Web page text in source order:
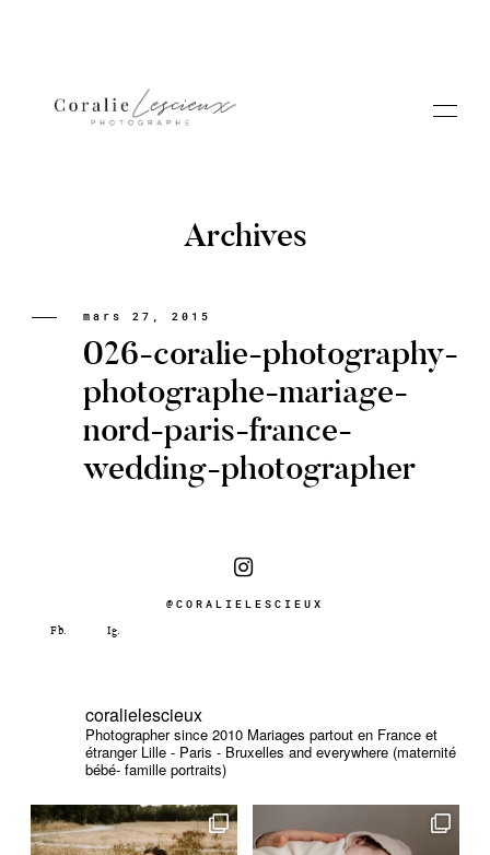
Portfolio
A PROPOS CORALIE
Archives
mars 27, 2015
026-coralie-photography-
photographe-mariage-
nord-paris-france-
wedding-photographer
@CORALIELESCIEUX
coralielescieux
Photographer since 2010 Mariages partout en France et
étranger Lille - Paris - Bruxelles and everywhere (maternité
bébé- famille portraits)